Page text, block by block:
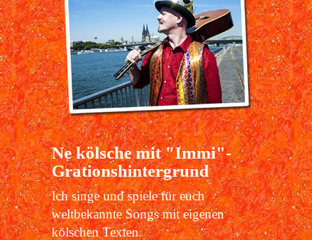
Ne kölsche mit "Immi"-
Grationshintergrund
Ich singe und spiele für euch
weltbekannte Songs mit eigenen
kölschen Texten.